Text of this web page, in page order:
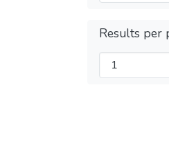
Results per